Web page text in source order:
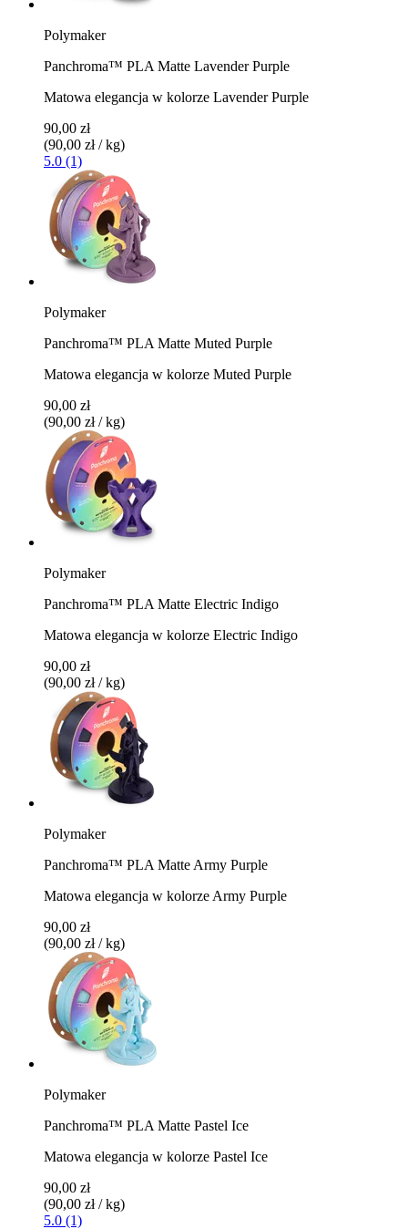
Polymaker
Panchroma™ PLA Matte Lavender Purple
Matowa elegancja w kolorze Lavender Purple
90,00 zł
(90,00 zł / kg)
5.0 (1)
Polymaker
Panchroma™ PLA Matte Muted Purple
Matowa elegancja w kolorze Muted Purple
90,00 zł
(90,00 zł / kg)
Polymaker
Panchroma™ PLA Matte Electric Indigo
Matowa elegancja w kolorze Electric Indigo
90,00 zł
(90,00 zł / kg)
Polymaker
Panchroma™ PLA Matte Army Purple
Matowa elegancja w kolorze Army Purple
90,00 zł
(90,00 zł / kg)
Polymaker
Panchroma™ PLA Matte Pastel Ice
Matowa elegancja w kolorze Pastel Ice
90,00 zł
(90,00 zł / kg)
5.0 (1)